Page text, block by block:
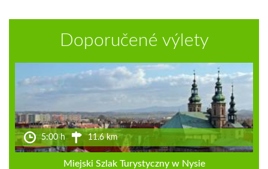
Doporučené výlety
5:00 h 11.6 km
Miejski Szlak Turystyczny w Nysie